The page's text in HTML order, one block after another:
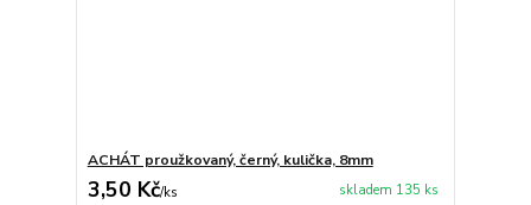
ACHÁT proužkovaný, černý, kulička, 8mm
3,50 Kč/ks skladem 135 ks